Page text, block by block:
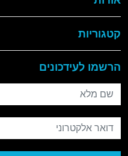
קטגוריות
הרשמו לעידכונים
שם מלא
דואר אלקטרוני